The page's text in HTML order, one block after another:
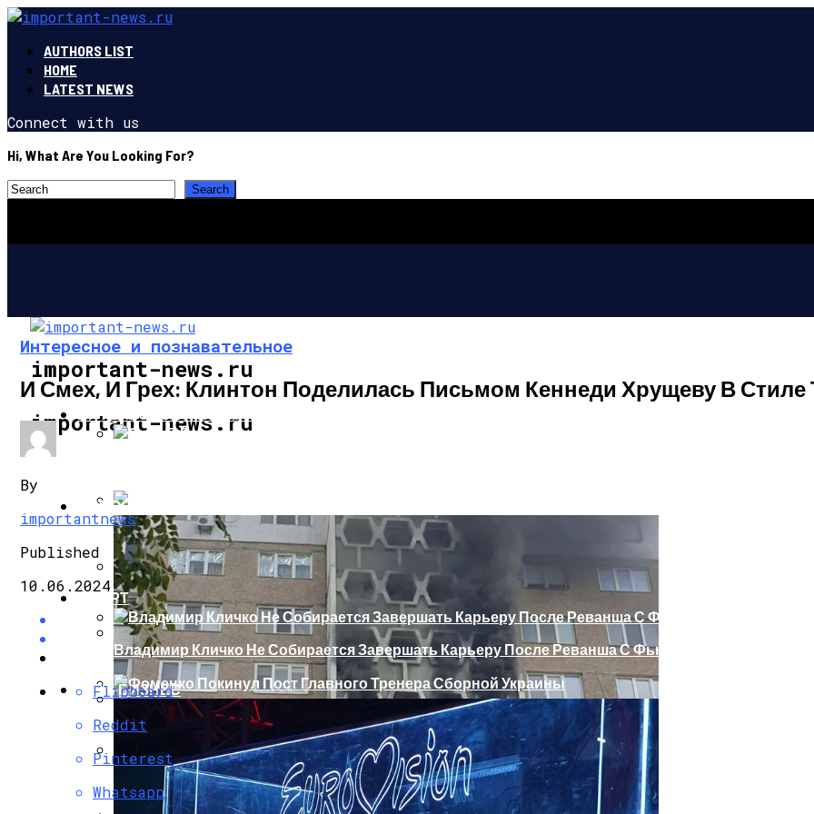
AUTHORS LIST
HOME
LATEST NEWS
Connect with us
Hi, What Are You Looking For?
important-news.ru
important-news.ru
ИНТЕРЕСНОЕ И ПОЗНАВАТЕЛЬНОЕ
В Сети Высмеяли Свадебный Подарок Путина Главе МИД Австрии
«Князь, Где Вы Шлялись»: В Сети Высмеяли Российский Лайнер, «заблудившийся» В Крыму
Репетицию Парада В Киеве Высмеяли Веселыми Фотожабами
В Швеции Белый Медведь Застрял В Окне Отеля, Знатно Позавтракав
НОВОСТИ
СПОРТ
Владимир Кличко Не Собирается Завершать Карьеру После Реванша С Фьюри
Фоменко Покинул Пост Главного Тренера Сборной Украины
Теннис По-Украински: Долгополов Покидает Ноттингем
ШОУ-БИЗНЕС
Интересное и познавательное
И Смех, И Грех: Клинтон Поделилась Письмом Кеннеди Хрущеву В Стиле
By
importantnews
Published
10.06.2024
Flipboard
Reddit
Pinterest
Whatsapp